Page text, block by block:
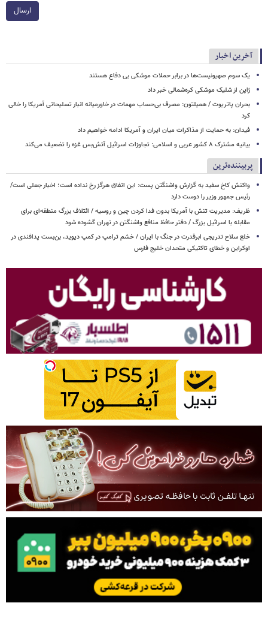
ارسال
آخرین اخبار
یک‌ سوم صهیونیست‌ها در برابر حملات موشکی بی دفاع هستند
ژاپن از شلیک موشکی کره‌شمالی خبر داد
بحران پاتریوت / همیلتون: مصرف بی‌حساب مهمات در خاورمیانه انبار تسلیحاتی آمریکا را خالی
کرد
فیدان: به حمایت از مذاکرات میان ایران و آمریکا ادامه خواهیم داد
بیانیه مشترک ۸ کشور عربی و اسلامی: تجاوزات اسرائیل آتش‌بس غزه را تضعیف می‌کند
پربیننده‌ترین
واکنش کاخ سفید به گزارش واشنگتن پست: این اتفاق هرگز رخ نداده است؛ اخبار جعلی است/
رئیس جمهور وزیر را دوست دارد
ظریف: مدیریت تنش با آمریکا بدون فدا کردن چین و روسیه / ائتلاف بزرگ منطقه‌ای برای
مقابله با اسرائیل بزرگ / دفتر حافظ منافع واشنگتن در تهران گشوده شود
خلع سلاح تدریجی ابرقدرت در جنگ با ایران / خشم ترامپ در کمپ دیوید، بن‌بست پدافندی در
اوکراین و خطای تاکتیکی متحدان خلیج فارس